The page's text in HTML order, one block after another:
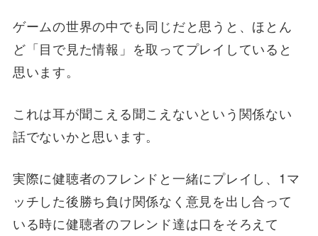
ゲームの世界の中でも同じだと思うと、ほとん
ど「目で見た情報」を取ってプレイしていると
思います。
これは耳が聞こえる聞こえないという関係ない
話でないかと思います。
実際に健聴者のフレンドと一緒にプレイし、1マ
ッチした後勝ち負け関係なく意見を出し合って
いる時に健聴者のフレンド達は口をそろえて